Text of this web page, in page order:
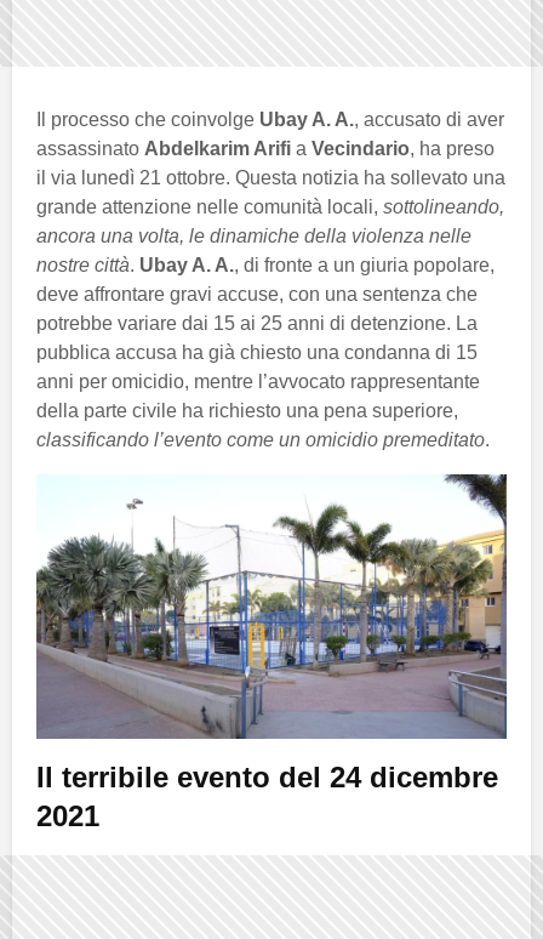
Il processo che coinvolge Ubay A. A., accusato di aver
assassinato Abdelkarim Arifi a Vecindario, ha preso
il via lunedì 21 ottobre. Questa notizia ha sollevato una
grande attenzione nelle comunità locali, sottolineando,
ancora una volta, le dinamiche della violenza nelle
nostre città. Ubay A. A., di fronte a un giuria popolare,
deve affrontare gravi accuse, con una sentenza che
potrebbe variare dai 15 ai 25 anni di detenzione. La
pubblica accusa ha già chiesto una condanna di 15
anni per omicidio, mentre l’avvocato rappresentante
della parte civile ha richiesto una pena superiore,
classificando l’evento come un omicidio premeditato.
Il terribile evento del 24 dicembre
2021